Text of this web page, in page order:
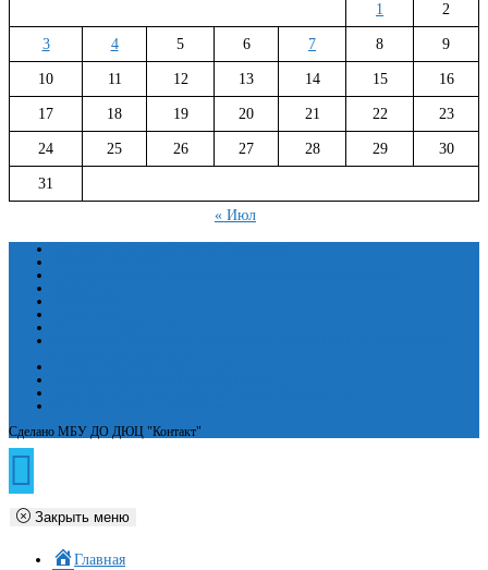
1 2
3 4 5 6 7 8 9
10 11 12 13 14 15 16
17 18 19 20 21 22 23
24 25 26 27 28 29 30
31
« Июл
Сделано МБУ ДО ДЮЦ "Контакт"
Закрыть меню
Главная